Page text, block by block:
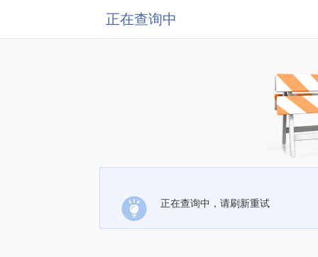
正在查询中
正在查询中，请刷新重试